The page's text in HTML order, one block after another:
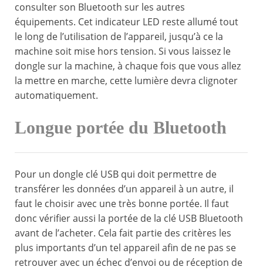
consulter son Bluetooth sur les autres
équipements. Cet indicateur LED reste allumé tout
le long de l’utilisation de l’appareil, jusqu’à ce la
machine soit mise hors tension. Si vous laissez le
dongle sur la machine, à chaque fois que vous allez
la mettre en marche, cette lumière devra clignoter
automatiquement.
Longue portée du Bluetooth
Pour un dongle clé USB qui doit permettre de
transférer les données d’un appareil à un autre, il
faut le choisir avec une très bonne portée. Il faut
donc vérifier aussi la portée de la clé USB Bluetooth
avant de l’acheter. Cela fait partie des critères les
plus importants d’un tel appareil afin de ne pas se
retrouver avec un échec d’envoi ou de réception de